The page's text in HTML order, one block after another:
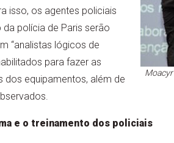
isso, os agentes policiais
polícia de Paris serão
“analistas lógicos de
para fazer as
equipamentos, além de
e o treinamento dos policiais